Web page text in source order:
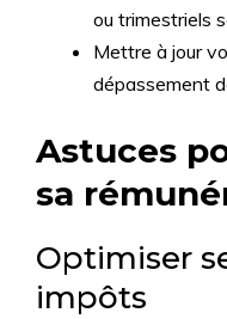
ou trimestriels
Mettre à jour
dépassement
Astuces
sa
Optimiser
impôts